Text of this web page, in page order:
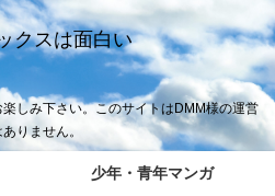
クスは面白い
しみ下さい。このサイトはDMM様の運営
りません。
少年・青年マンガ